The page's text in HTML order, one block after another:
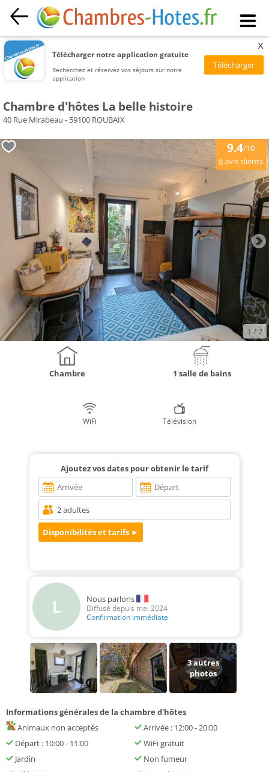
Télécharger notre application gratuite
Recherchez et réservez vos séjours sur notre
application
x
Chambre d'hôtes La belle histoire
40 Rue Mirabeau - 59100 ROUBAIX
9.4/10
8avis clients
1 / 7
Chambre 1 salle de bains
WiFi Télévision
Ajoutez vos dates pour obtenir le tarif
L Nous parlons
Diffusé depuis mai 2024
Confirmation immédiate
3autres
photos
Informations générales de la chambre d'hôtes
Animaux non acceptés
Arrivée : 12:00 - 20:00
Départ : 10:00 - 11:00
WiFi gratuit
Jardin
Non fumeur